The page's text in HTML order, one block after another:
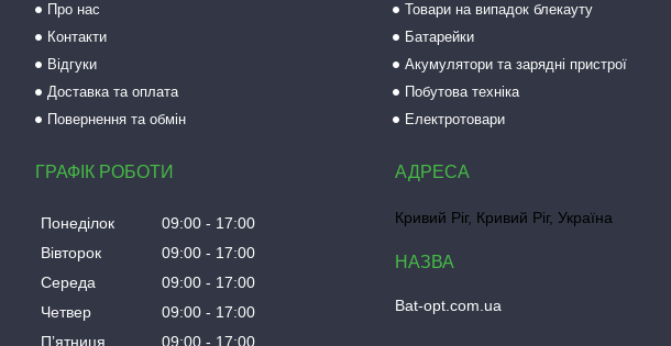
Про нас
Контакти
Відгуки
Доставка та оплата
Повернення та обмін
Товари на випадок блекауту
Батарейки
Акумулятори та зарядні пристрої
Побутова техніка
Електротовари
ГРАФІК РОБОТИ
Понеділок 09:00
17:00
Вівторок
09:00
17:00
Середа
09:00
17:00
Четвер
09:00
17:00
Пʼятниця
09:00 17:00
Кривий Ріг, Кривий Ріг, Україна
Bat-opt.com.ua